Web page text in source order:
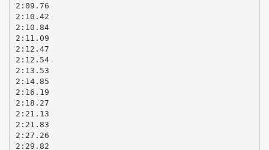
2:09.76
2:10.42
2:10.84
2:11.09
2:12.47
2:12.54
2:13.53
2:14.85
2:16.19
2:18.27
2:21.13
2:21.83
2:27.26
2:29.82